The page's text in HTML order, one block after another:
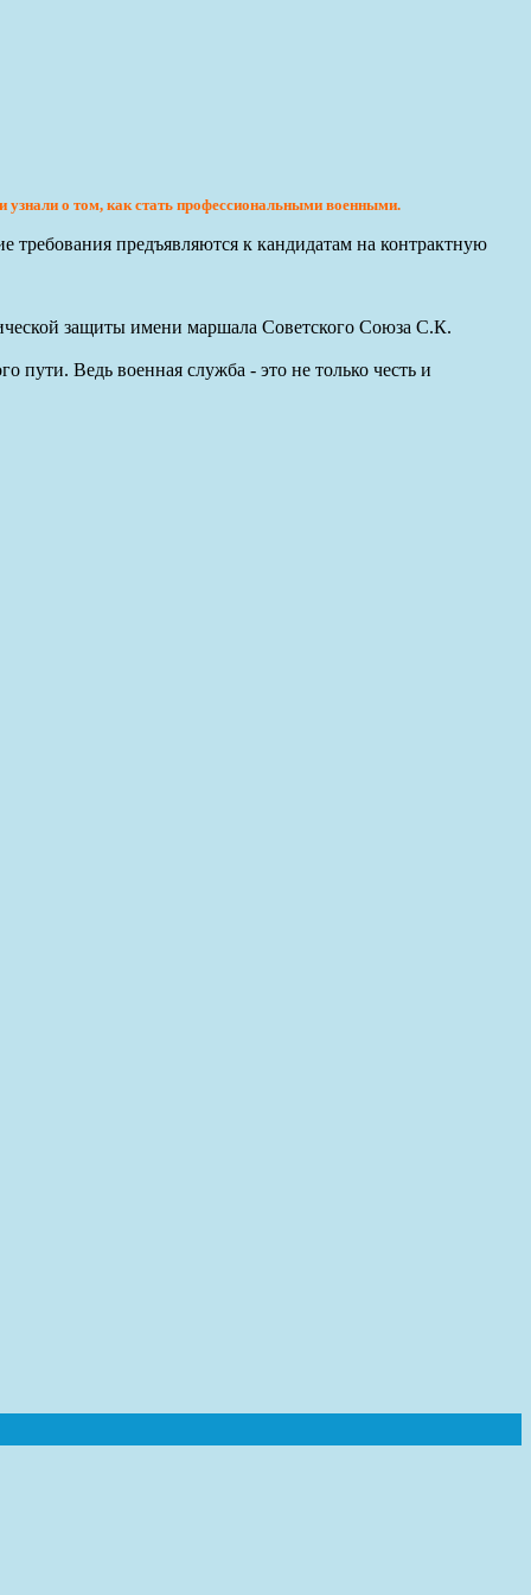
узнали о том, как стать профессиональными военными.
предъявляются к кандидатам на контрактную
защиты имени маршала Советского Союза С.К.
Ведь военная служба - это не только честь и